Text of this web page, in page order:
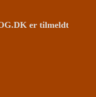
er tilmeldt